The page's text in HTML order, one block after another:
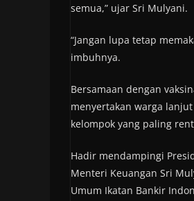
semua,” ujar Sri Mulyani.
“Jangan lupa tetap
imbuhnya.
Bersamaan dengan
menyertakan warga
kelompok yang paling
Hadir mendampingi
Menteri Keuangan Sri
Umum Ikatan Bankir